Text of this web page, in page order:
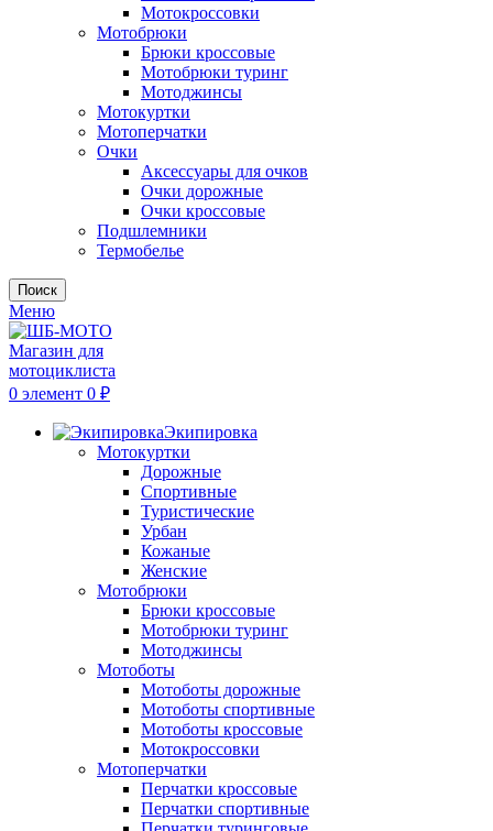
Мотокроссовки
Мотобрюки
Брюки кроссовые
Мотобрюки туринг
Мотоджинсы
Мотокуртки
Мотоперчатки
Очки
Аксессуары для очков
Очки дорожные
Очки кроссовые
Подшлемники
Термобелье
Поиск
Меню
0 элемент 0 ₽
Экипировка
Мотокуртки
Дорожные
Спортивные
Туристические
Урбан
Кожаные
Женские
Мотобрюки
Брюки кроссовые
Мотобрюки туринг
Мотоджинсы
Мотоботы
Мотоботы дорожные
Мотоботы спортивные
Мотоботы кроссовые
Мотокроссовки
Мотоперчатки
Перчатки кроссовые
Перчатки спортивные